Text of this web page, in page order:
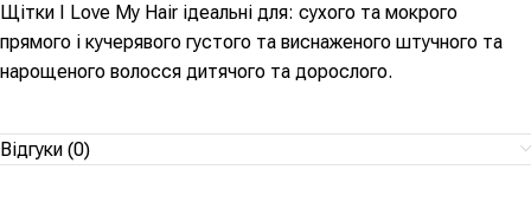
Щітки I Love My Hair ідеальні для: сухого та мокрого
прямого і кучерявого густого та виснаженого штучного та
нарощеного волосся дитячого та дорослого.
Відгуки (0)